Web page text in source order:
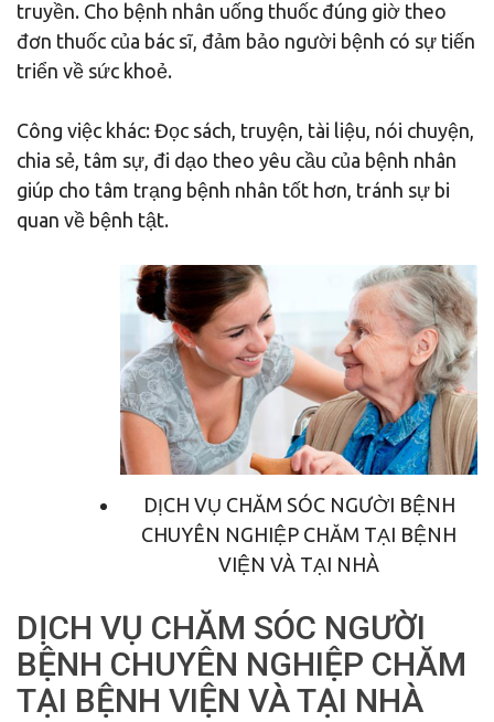
truyền. Cho bệnh nhân uống thuốc đúng giờ theo
đơn thuốc của bác sĩ, đảm bảo người bệnh có sự tiến
triển về sức khoẻ.
Công việc khác: Đọc sách, truyện, tài liệu, nói chuyện,
chia sẻ, tâm sự, đi dạo theo yêu cầu của bệnh nhân
giúp cho tâm trạng bệnh nhân tốt hơn, tránh sự bi
quan về bệnh tật.
DỊCH VỤ CHĂM SÓC NGƯỜI BỆNH
CHUYÊN NGHIỆP CHĂM TẠI BỆNH
VIỆN VÀ TẠI NHÀ
DỊCH VỤ CHĂM SÓC NGƯỜI
BỆNH CHUYÊN NGHIỆP CHĂM
TẠI BỆNH VIỆN VÀ TẠI NHÀ